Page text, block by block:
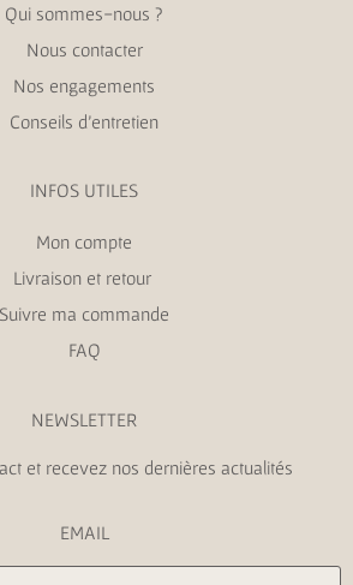
Qui sommes-nous ?
Nous contacter
Nos engagements
Conseils d’entretien
INFOS UTILES
Mon compte
Livraison et retour
Suivre ma commande
FAQ
NEWSLETTER
et recevez nos dernières actualités
EMAIL